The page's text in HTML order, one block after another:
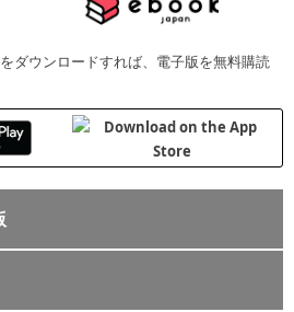
ダウンロードすれば、電子版を無料購読